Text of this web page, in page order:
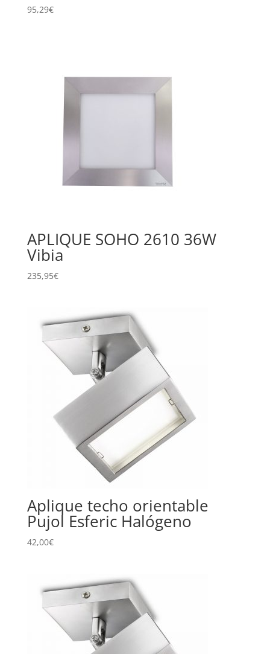
95,29€
APLIQUE SOHO 2610 36W
Vibia
235,95€
Aplique techo orientable
Pujol Esferic Halógeno
42,00€